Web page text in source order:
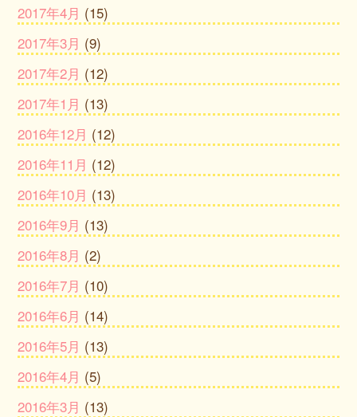
2017年4月 (15)
2017年3月 (9)
2017年2月 (12)
2017年1月 (13)
2016年12月 (12)
2016年11月 (12)
2016年10月 (13)
2016年9月 (13)
2016年8月 (2)
2016年7月 (10)
2016年6月 (14)
2016年5月 (13)
2016年4月 (5)
2016年3月 (13)